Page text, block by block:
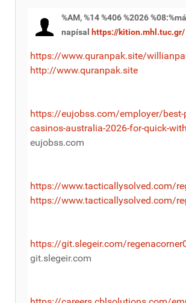
%AM, %14 %406 %2026
napísal
https://kition.mhl.tuc.gr/
https://www.quranpak.site/
http://www.quranpak.site
https://eujobss.com/employer/best-
casinos-australia-2026-for-quick-
eujobss.com
https://www.tacticallysolved.com/
https://www.tacticallysolved.com/
https://git.slegeir.com/
git.slegeir.com